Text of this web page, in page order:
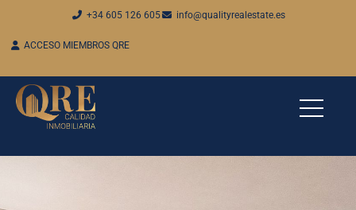
+34 605 126 605 info@qualityrealestate.es
ACCESO MIEMBROS QRE